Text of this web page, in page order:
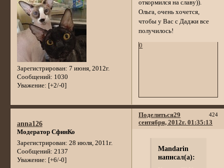
Зарегистрирован: 7 июня, 2012г.
Сообщений: 1030
Уважение: [+2/-0]
откормился на славу)).
Ольга, очень хочется,
чтобы у Вас с Даджи все
получилось!
0
Поделиться 424
29
сентября, 2012г. 01:35:13
anna126
Модератор СфинКо
Зарегистрирован: 28 июля, 2011г.
Сообщений: 2137
Уважение: [+6/-0]
Mandarin
написал(а):